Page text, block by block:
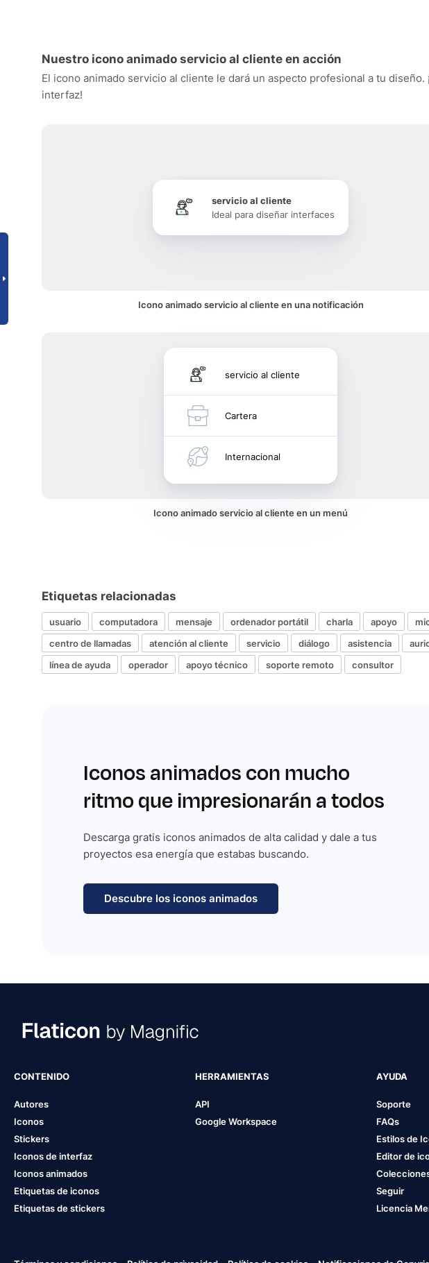
Nuestro icono animado servicio al cliente en acción
El icono animado servicio al cliente le dará un aspecto profesional a tu
interfaz!
servicio al cliente
Ideal para diseñar interfaces
Icono animado servicio al cliente en una notificación
servicio al cliente
Cartera
Internacional
Icono animado servicio al cliente en un menú
Etiquetas relacionadas
usuario computadora mensaje ordenador portátil charla apoyo
centro de llamadas
atención al cliente servicio diálogo asistencia
línea de ayuda
operador apoyo técnico soporte remoto consultor
Iconos animados con mucho
ritmo que impresionarán a todos
Descarga gratis iconos animados de alta calidad y dale a tus
proyectos esa energía que estabas buscando.
Descubre los iconos animados
CONTENIDO
Autores
Iconos
Stickers
Iconos de interfaz
Iconos animados
Etiquetas de iconos
Etiquetas de stickers
HERRAMIENTAS
API
Google Workspace
AYUDA
Soporte
FAQs
Estilos de
Editor de
Seguir
Licencia